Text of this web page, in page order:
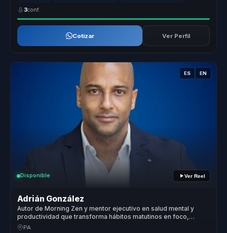
3conf.
Cotizar Ver Perfil
ES EN
Disponible Ver Reel
Adrián González
Autor de Morning Zen y mentor ejecutivo en salud mental y
productividad que transforma hábitos matutinos en foco,
energía y rendimiento para líderes y equipos.
PA